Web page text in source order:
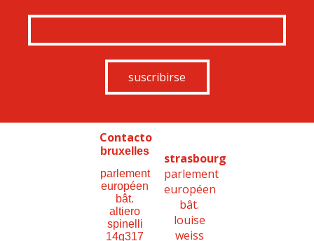
suscribirse
Contacto
bruxelles
parlement
européen
bât.
altiero
spinelli
14g317
strasbourg
parlement
européen
bât.
louise
weiss